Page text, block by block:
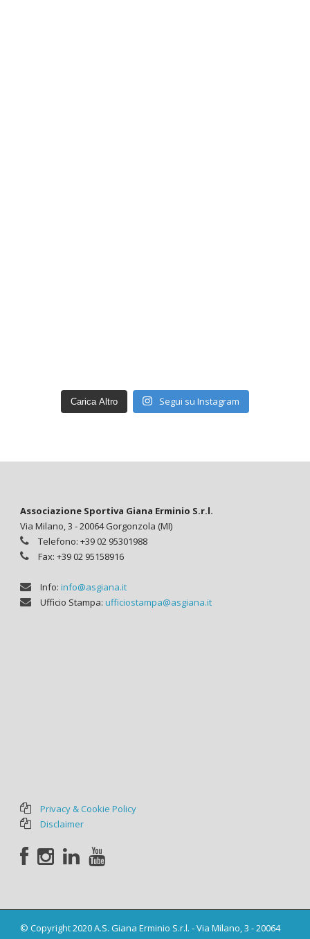
Carica Altro Segui su Instagram
Associazione Sportiva Giana Erminio S.r.l.
Via Milano, 3 - 20064 Gorgonzola (MI)
Telefono: +39 02 95301988
Fax: +39 02 95158916
Info: info@asgiana.it
Ufficio Stampa: ufficiostampa@asgiana.it
Privacy & Cookie Policy
Disclaimer
© Copyright 2020 A.S. Giana Erminio S.r.l. - Via Milano, 3 - 20064